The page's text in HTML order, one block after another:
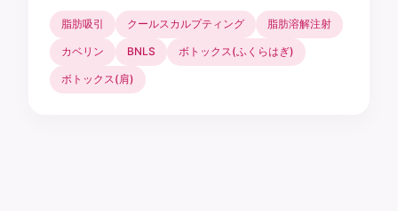
脂肪吸引 クールスカルプティング 脂肪溶解注射
カベリン BNLS ボトックス(ふくらはぎ)
ボトックス(肩)